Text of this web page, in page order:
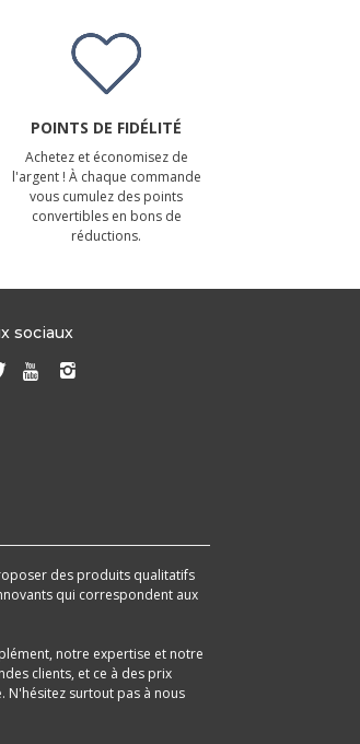
POINTS DE FIDÉLITÉ
Achetez et économisez de
l'argent ! À chaque commande
vous cumulez des points
convertibles en bons de
réductions.
sociaux
des produits qualitatifs
qui correspondent aux
notre expertise et notre
clients, et ce à des prix
N'hésitez surtout pas à nous